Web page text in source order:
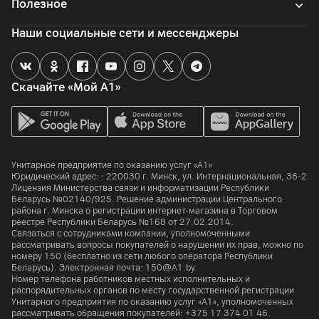
пылесос, щетка, комплектная документация, док-станция
Страна производитель
Китай
Полезное
Скачайте «Мой А1»
Наши социальные сети и мессенджеры
Унитарное предприятие по оказанию услуг «А1»
Юридический адрес: : 220030 г. Минск, ул. Интернациональная, 36-2
Лицензия Министерства связи и информатизации Республики
Беларусь №02140/925. Решение администрации Центрального
района г. Минска о регистрации интернет-магазина в Торговом
реестре Республики Беларусь №168 от 27.02.2014.
Связаться с сотрудниками компании, уполномоченными
рассматривать вопросы покупателей о нарушении их прав, можно по
номеру 150 (бесплатно из сети любого оператора Республики
Беларусь). Электронная почта: 150@A1.by.
Номер телефона работников местных исполнительных и
распорядительных органов по месту государственной регистрации
Унитарного предприятия по оказанию услуг «А1», уполномоченных
рассматривать обращения покупателей: +375 17 374 01 46.